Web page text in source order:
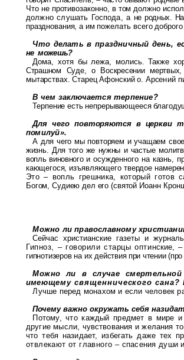
Что не противозаконно, в том должно
должно слушать Господа, а не родных.
празднования, а импожелать всего
Что делать в праздничный день,
не можешь?
Дома, хотя бы лежа, молись. Также
Страшном Суде, о Воскресении
мытарствах. Старец Афонский о. Арсений
В чем заключается терпение?
Терпение есть непрерывающееся
Для чего повторяются в церкви
помилуй».
А для чего мы повторяем и учащаем
жизнь. Для того же нужны и частые
вопль виновного иосужденного на казнь,
кающегося, изъявляющего твердое
Это – вопль грешника, который готов
Богом, Судиею дел его (святой Иоанн
Можно ли православному
Сейчас христианские газеты и
Гипноз, – говорили старцыоптинские, –
гипнотизеров на их действия при чтении
Можно ли в случае
имеющему священнического
Лучше перед монахом и если человек
Почему важно окружать себя
Потому, что каждый предмет в мире
другие мысли, чувствования и желания
что тебяназидает, избегать дажетех
отвлекают от главного – спасения души